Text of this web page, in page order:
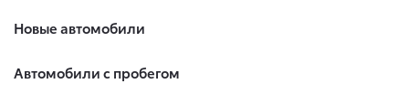
Новые автомобили
Автомобили с пробегом